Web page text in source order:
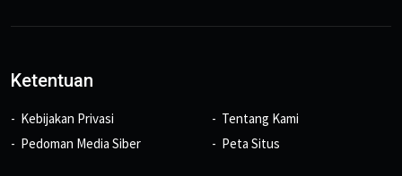
Ketentuan
Kebijakan Privasi
Pedoman Media Siber
Tentang Kami
Peta Situs